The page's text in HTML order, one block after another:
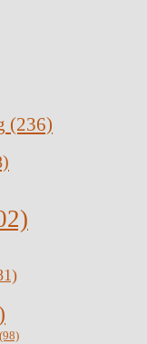
(236)
(98)